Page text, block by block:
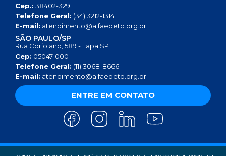
Cep.: 38402-329
Telefone Geral: (34) 3212-1314
E-mail: atendimento@alfaebeto.org.br
SÃO PAULO/SP
Rua Coriolano, 589 - Lapa SP
Cep: 05047-000
Telefone Geral: (11) 3068-8666
E-mail: atendimento@alfaebeto.org.br
ENTRE EM CONTATO